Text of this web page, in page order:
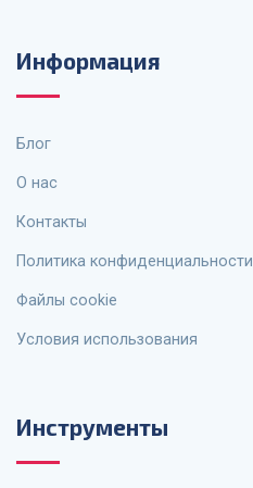
Информация
Блог
О нас
Контакты
Политика конфиденциальности
Файлы cookie
Условия использования
Инструменты